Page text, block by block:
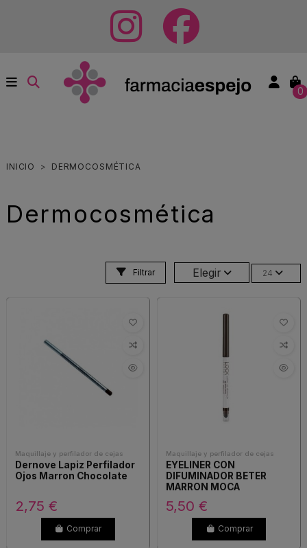
0
INICIO DERMOCOSMÉTICA
Dermocosmética
Filtrar Elegir 24
Maquillaje y perfilador de cejas
Dernove Lapiz Perfilador
Ojos Marron Chocolate
2,75 €
Comprar
Maquillaje y perfilador de cejas
EYELINER CON
DIFUMINADOR BETER
MARRON MOCA
5,50 €
Comprar